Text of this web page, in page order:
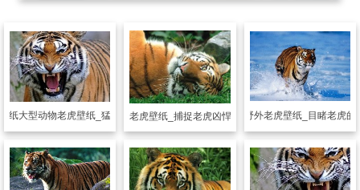
纸大型动物老虎壁纸_猛兽霸主
动物壁纸温顺老虎壁纸_捕捉老虎凶悍撒娇的另一面
动物壁纸 野外老虎壁纸_目睹老虎的